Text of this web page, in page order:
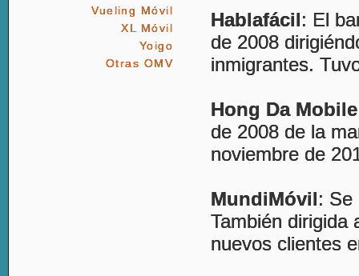
Vueling Móvil
XL Móvil
Yoigo
Otras OMV
Hablafácil: El
de 2008
inmigrantes.
Hong Da Mobile
de 2008 de la
noviembre de
MundiMóvil: Se
También dirigida
nuevos clientes